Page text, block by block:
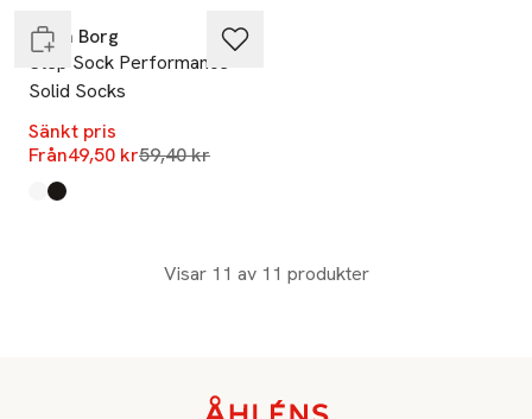
Björn Borg
Step Sock Performance
Solid Socks
Sänkt pris
Från49,50 krLägsta pris 30 dagar
59,40 kr
Produkten finns i färgerna:
Multipack 11
Multipack 1
Visar 11 av 11 produkter